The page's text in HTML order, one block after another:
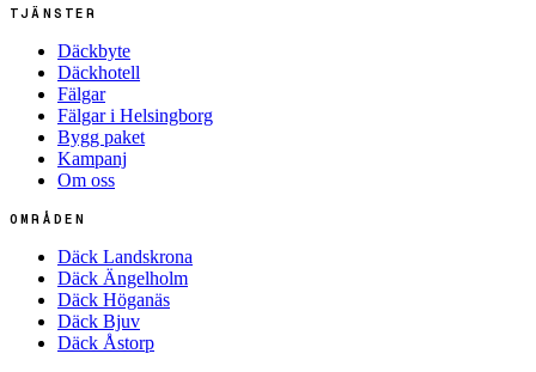
TJÄNSTER
Däckbyte
Däckhotell
Fälgar
Fälgar i Helsingborg
Bygg paket
Kampanj
Om oss
OMRÅDEN
Däck Landskrona
Däck Ängelholm
Däck Höganäs
Däck Bjuv
Däck Åstorp